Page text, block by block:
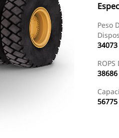
Peso
56775